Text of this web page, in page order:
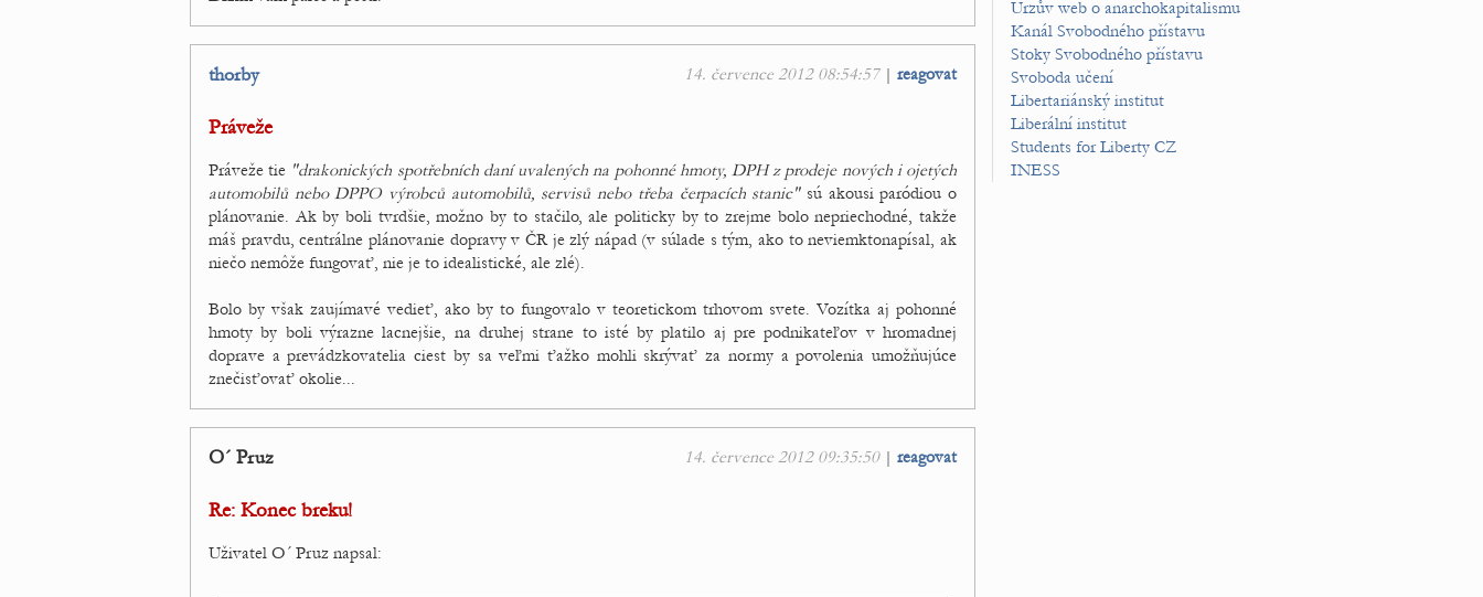
14. července 2012 08:54:57| reagovat
thorby
Práveže
Práveže tie "drakonických spotřebních daní uvalených na pohonné hmoty, DPH z prodeje nových i ojetých
automobilů nebo DPPO výrobců automobilů, servisů nebo třeba čerpacích stanic"sú akousi paródiou o
plánovanie. Ak by boli tvrdšie, možno by to stačilo, ale politicky by to zrejme bolo nepriechodné, takže
máš pravdu, centrálne plánovanie dopravy v ČR je zlý nápad (v súlade s tým, ako to neviemktonapísal, ak
niečo nemôže fungovať, nie je to idealistické, ale zlé).
Bolo by však zaujímavé vedieť, ako by to fungovalo v teoretickom trhovom svete. Vozítka aj pohonné
hmoty by boli výrazne lacnejšie, na druhej strane to isté by platilo aj pre podnikateľov v hromadnej
doprave a prevádzkovatelia ciest by sa veľmi ťažko mohli skrývať za normy a povolenia umožňujúce
znečisťovať okolie...
14. července 2012 09:35:50| reagovat
O´ Pruz
Re: Konec breku!
Uživatel O´ Pruz napsal:
Urzův web o anarchokapitalismu
Kanál Svobodného přístavu
Stoky Svobodného přístavu
Svoboda učení
Libertariánský institut
Liberální institut
Students for Liberty CZ
INESS